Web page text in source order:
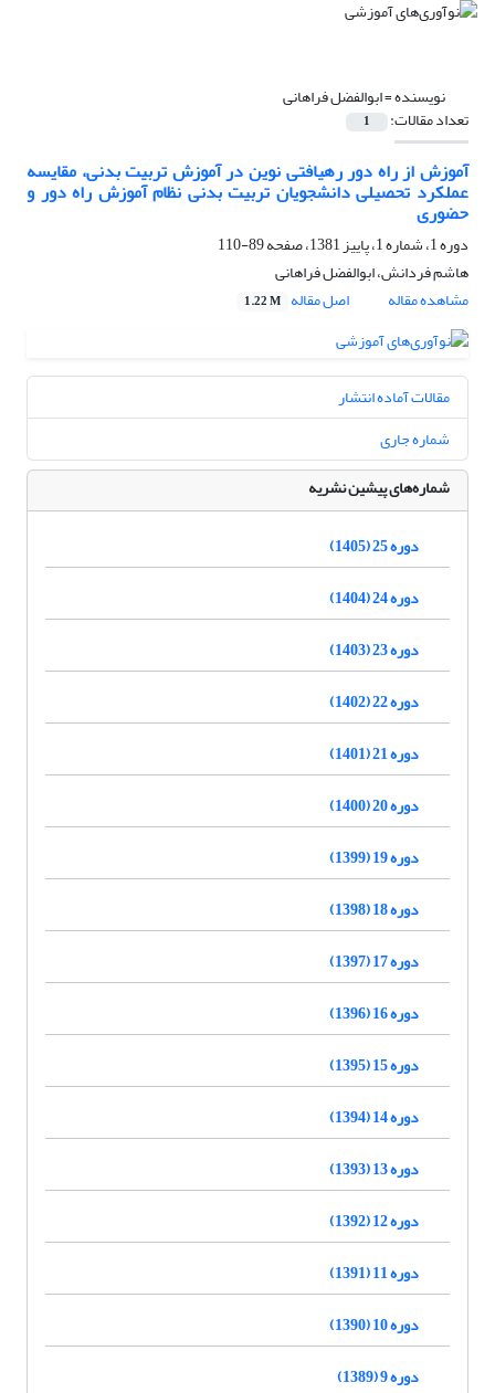
نویسنده =ابوالفضل فراهانی
تعداد مقالات: 1
آموزش از راه دور رهیافتی نوین در آموزش تربیت بدنی، مقایسه
عملکرد تحصیلی دانشجویان تربیت بدنی نظام آموزش راه دور و
حضوری
دوره 1، شماره 1، پاییز 1381، صفحه
89-110
هاشم فردانش، ابوالفضل فراهانی
مشاهده مقاله
اصل مقاله 1.22 M
مقالات آماده انتشار
شماره جاری
شماره‌های پیشین نشریه
دوره 25 (1405)
دوره 24 (1404)
دوره 23 (1403)
دوره 22 (1402)
دوره 21 (1401)
دوره 20 (1400)
دوره 19 (1399)
دوره 18 (1398)
دوره 17 (1397)
دوره 16 (1396)
دوره 15 (1395)
دوره 14 (1394)
دوره 13 (1393)
دوره 12 (1392)
دوره 11 (1391)
دوره 10 (1390)
دوره 9 (1389)